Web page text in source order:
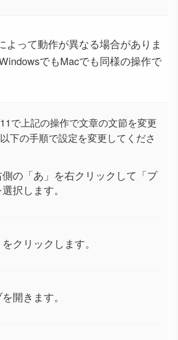
よって動作が異なる場合がありま
でもMacでも同様の操作で
で上記の操作で文章の文節を変更
下の手順で設定を変更してくださ
の「あ」を右クリックして「プ
択します。
クリックします。
開きます。